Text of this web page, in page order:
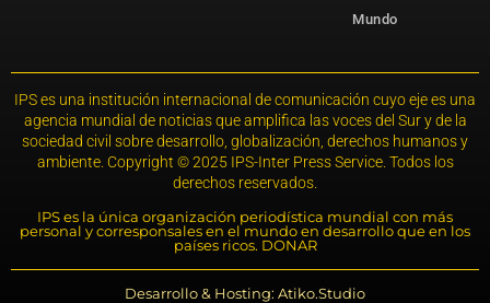
Mundo
IPS es una institución internacional de comunicación cuyo eje es una
agencia mundial de noticias que amplifica las voces del Sur y de la
sociedad civil sobre desarrollo, globalización, derechos humanos y
ambiente. Copyright © 2025 IPS-Inter Press Service. Todos los
derechos reservados.
IPS es la única organización periodística mundial con más
personal y corresponsales en el mundo en desarrollo que en los
países ricos. DONAR
Desarrollo & Hosting: Atiko.Studio